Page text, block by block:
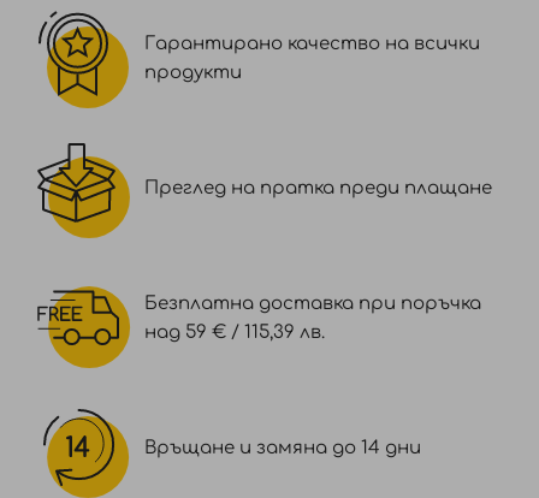
Гарантирано качество на всички
продукти
Преглед на пратка преди плащане
Безплатна доставка при поръчка
над 59 € / 115,39 лв.
Връщане и замяна до 14 дни